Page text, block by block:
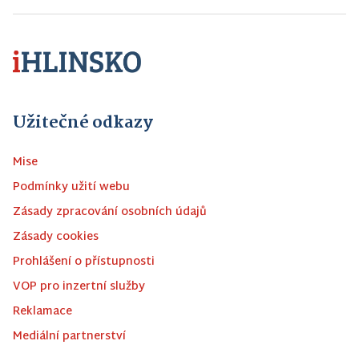
Užitečné odkazy
Mise
Podmínky užití webu
Zásady zpracování osobních údajů
Zásady cookies
Prohlášení o přístupnosti
VOP pro inzertní služby
Reklamace
Mediální partnerství